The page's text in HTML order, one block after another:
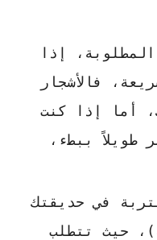
إذا
فالأشجار
أما إذا كنت
طويلاً ببطء،
في حديقتك
حيث تتطلب